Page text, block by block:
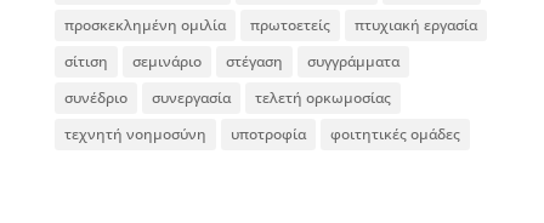
προσκεκλημένη ομιλία
πρωτοετείς
πτυχιακή εργασία
σίτιση
σεμινάριο στέγαση
συγγράμματα
συνέδριο
συνεργασία
τελετή ορκωμοσίας
τεχνητή νοημοσύνη
υποτροφία φοιτητικές ομάδες